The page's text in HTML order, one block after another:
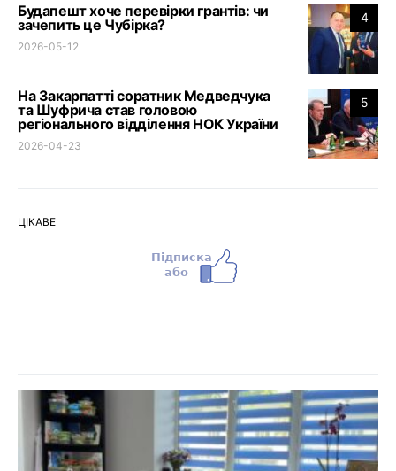
4
Будапешт хоче перевірки грантів: чи
зачепить це Чубірка?
2026-05-12
5
На Закарпатті соратник Медведчука
та Шуфрича став головою
регіонального відділення НОК України
2026-04-23
ЦІКАВЕ